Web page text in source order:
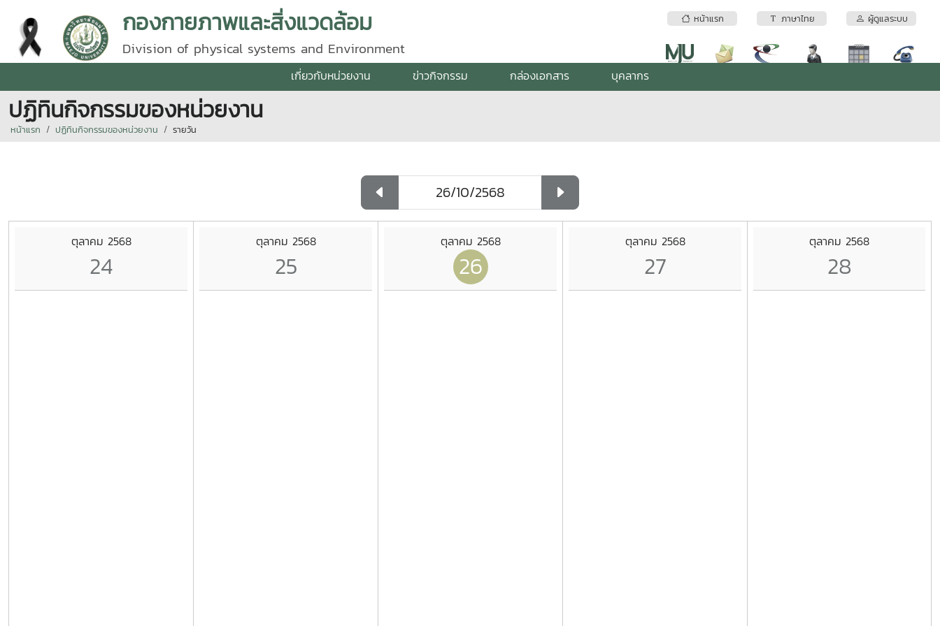
หน้าแรก ภาษาไทย ผู้ดูแลระบบ
กองกายภาพและสิ่งแวดล้อม
Division of physical systems and Environment
เกี่ยวกับหน่วยงาน ข่าวกิจกรรม กล่องเอกสาร บุคลากร
ปฏิทินกิจกรรมของหน่วยงาน
หน้าแรก ปฏิทินกิจกรรมของหน่วยงาน รายวัน
ตุลาคม 2568
24
ตุลาคม 2568
25
ตุลาคม 2568
26
ตุลาคม 2568
27
ตุลาคม 2568
28